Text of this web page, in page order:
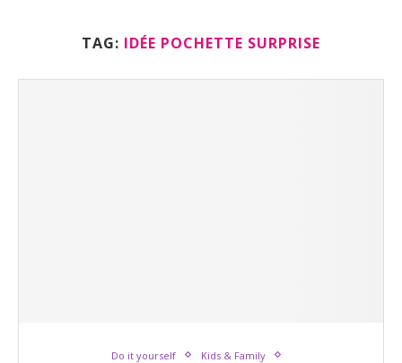
TAG: IDÉE POCHETTE SURPRISE
Do it yourself
Kids & Family